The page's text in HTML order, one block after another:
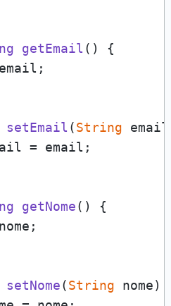
getEmail ( ) {
setEmail (String email
= email;
getNome( ) {
setNome(String nome)